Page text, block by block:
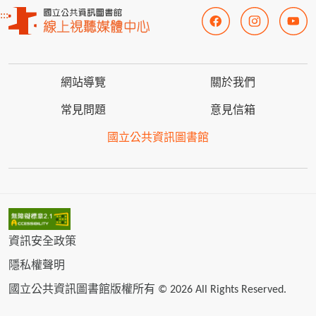
:::
網站導覽 關於我們
常見問題 意見信箱
國立公共資訊圖書館
資訊安全政策
隱私權聲明
國立公共資訊圖書館版權所有 © 2026 All Rights Reserved.